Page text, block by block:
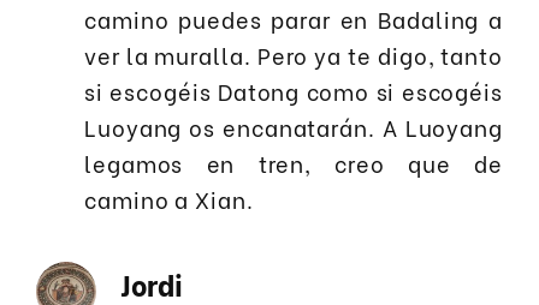
camino puedes parar en Badaling a
ver la muralla. Pero ya te digo, tanto
si escogéis Datong como si escogéis
Luoyang os encanatarán. A Luoyang
legamos en tren, creo que de
camino a Xian.
Jordi